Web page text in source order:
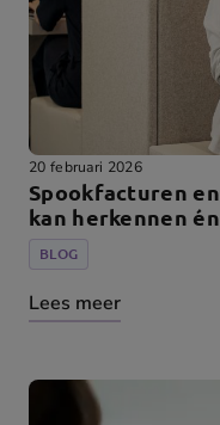
20 februari 2026
Spookfacturen
kan herkennen
BLOG
Lees meer